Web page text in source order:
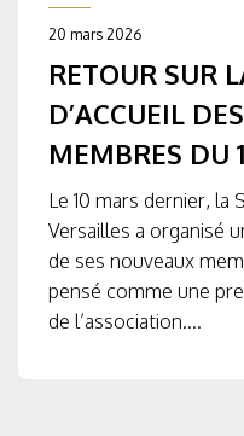
20 mars 2026
RETOUR SUR
D’ACCUEIL
MEMBRES DU
Le 10 mars dernier, la
Versailles a organisé
de ses nouveaux
pensé comme une
de l’association....